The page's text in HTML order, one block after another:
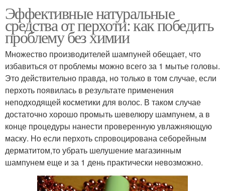
Эффективные натуральные
средства от перхоти: как победить
проблему без химии
Множество производителей шампуней обещает, что
избавиться от проблемы можно всего за 1 мытье головы.
Это действительно правда, но только в том случае, если
перхоть появилась в результате применения
неподходящей косметики для волос. В таком случае
достаточно хорошо промыть шевелюру шампунем, а в
конце процедуры нанести проверенную увлажняющую
маску. Но если перхоть спровоцирована себорейным
дерматитом,то убрать шелушение магазинным
шампунем еще и за 1 день практически невозможно.